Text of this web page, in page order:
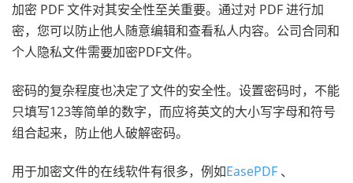
加密 PDF 文件对其安全性至关重要。通过对 PDF 进行加
密，您可以防止他人随意编辑和查看私人内容。公司合同和
个人隐私文件需要加密PDF文件。
密码的复杂程度也决定了文件的安全性。设置密码时，不能
只填写123等简单的数字，而应将英文的大小写字母和符号
组合起来，防止他人破解密码。
用于加密文件的在线软件有很多，例如EasePDF 、